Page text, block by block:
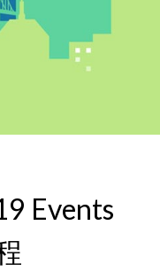
Events